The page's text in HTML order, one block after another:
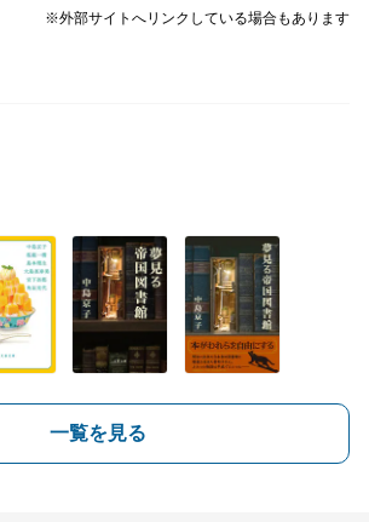
※外部サイトへリンクしている場合もあります
一覧を見る